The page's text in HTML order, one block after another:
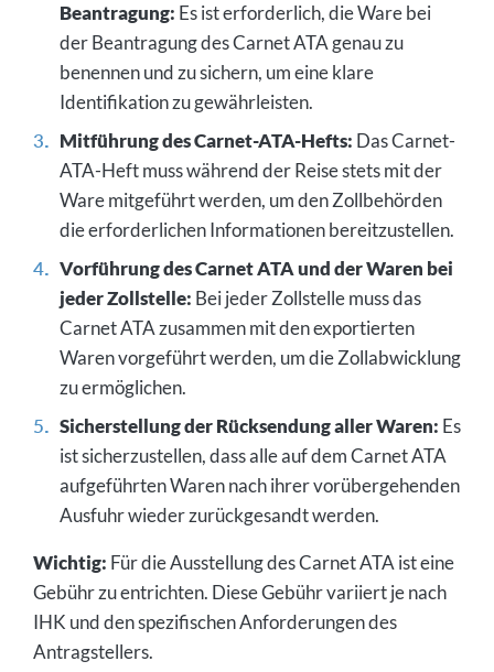
Beantragung: Es ist erforderlich, die Ware bei
der Beantragung des Carnet ATA genau zu
benennen und zu sichern, um eine klare
Identifikation zu gewährleisten.
Mitführung des Carnet-ATA-Hefts: Das Carnet-
ATA-Heft muss während der Reise stets mit der
Ware mitgeführt werden, um den Zollbehörden
die erforderlichen Informationen bereitzustellen.
Vorführung des Carnet ATA und der Waren bei
jeder Zollstelle: Bei jeder Zollstelle muss das
Carnet ATA zusammen mit den exportierten
Waren vorgeführt werden, um die Zollabwicklung
zu ermöglichen.
Sicherstellung der Rücksendung aller Waren: Es
ist sicherzustellen, dass alle auf dem Carnet ATA
aufgeführten Waren nach ihrer vorübergehenden
Ausfuhr wieder zurückgesandt werden.
Wichtig: Für die Ausstellung des Carnet ATA ist eine
Gebühr zu entrichten. Diese Gebühr variiert je nach
IHK und den spezifischen Anforderungen des
Antragstellers.